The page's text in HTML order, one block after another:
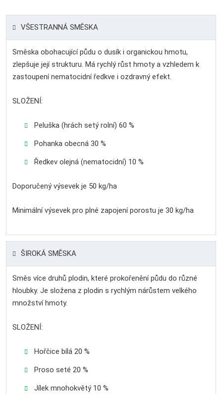
VŠESTRANNÁ SMĚSKA
Směska obohacující půdu o dusík i organickou hmotu,
zlepšuje její strukturu. Má rychlý růst hmoty a vzhledem k
zastoupení nematocidní ředkve i ozdravný efekt.
SLOŽENÍ:
Peluška (hrách setý rolní) 60 %
Pohanka obecná 30 %
Ředkev olejná (nematocidní) 10 %
Doporučený výsevek je 50 kg/ha
Minimální výsevek pro plné zapojení porostu je 30 kg/ha
ŠIROKÁ SMĚSKA
Směs více druhů plodin, které prokořenění půdu do různé
hloubky. Je složena z plodin s rychlým nárůstem velkého
množství hmoty.
SLOŽENÍ:
Hořčice bílá 20 %
Proso seté 20 %
Jílek mnohokvětý 10 %